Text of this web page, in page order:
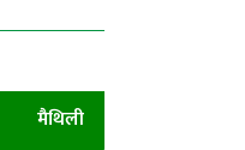
मैथिली